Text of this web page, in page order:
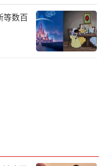
。这些技术都指向
加通用且安全的人
行多种任务，为在
切实的帮助。
等数百